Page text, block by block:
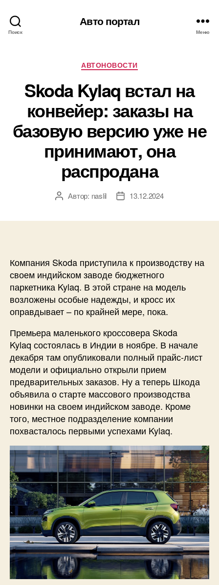
Поиск
Авто портал
Меню
Рубрики
АВТОНОВОСТИ
Skoda Kylaq встал на
конвейер: заказы на
базовую версию уже не
принимают, она
распродана
АвторАвтор: naslil
Дата13.12.2024
Компания Skoda приступила к производству на
своем индийском заводе бюджетного
паркетника Kylaq. В этой стране на модель
возложены особые надежды, и кросс их
оправдывает – по крайней мере, пока.
Премьера маленького кроссовера Skoda
Kylaq состоялась в Индии в ноябре. В начале
декабря там опубликовали полный прайс-лист
модели и официально открыли прием
предварительных заказов. Ну а теперь Шкода
объявила о старте массового производства
новинки на своем индийском заводе. Кроме
того, местное подразделение компании
похвасталось первыми успехами Kylaq.